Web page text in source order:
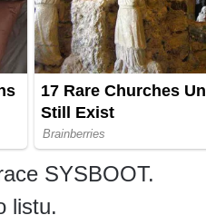
SYSBOOT.
listu.